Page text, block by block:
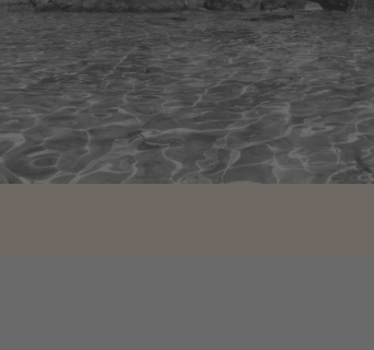
Wszystkie